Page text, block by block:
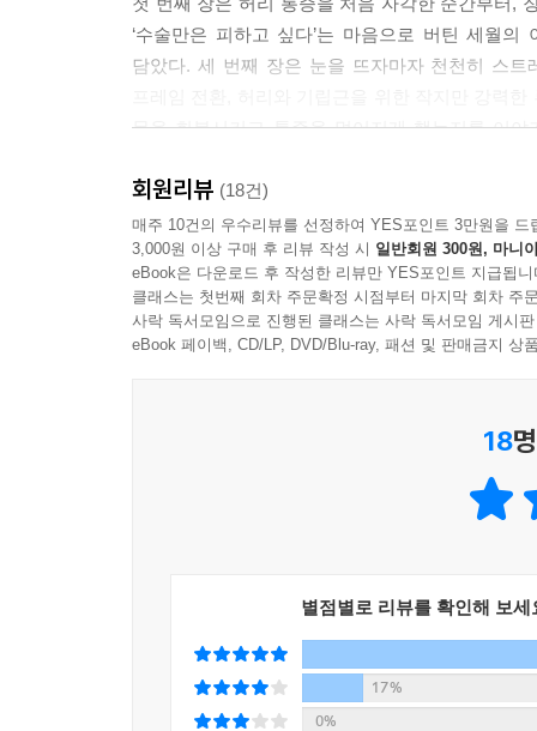
다. 사실 어릴 적부터 달리기는 자신 있던 종목이
몸으로 몇 년간 지냈으니 자신할 수 없었기에 더
슴이 벅차올랐다. 그게 뭐라고 참 오래 기억에 남는
어른이 되고 그리 열심히 달린 것이 처음이었을
아프지 않았다면 더 많이 안아주고 더 열심히 놀
기억해 주는 것이다. “아빠가 그때 이랬지”, “우리
‘수술만은 피하고 싶다’는 마음으로 버틴 세월
담았다. 세 번째 장은 눈을 뜨자마자 천천히 스
몸을 회복시키고 통증을 멀어지게 했는지를 이
허리 건강을 위해 서서 일하자
“결론부터 말하면, 서서 일하는 것은 허리 건강을
분들이 많은데, 나는 항상 오히려 좋다고 이야
앉아서 쉬기도 하고 식사 시간에는 앉아서 식사한
‘어떻게 하면 평소에 허리 건강을 관리할까?’에
서서 일하지 못하는 때도 있으실 것이다. 그러면
허리에 좋은 수면 자세는 따로 있다!
“허리에 가장 부담이 적은 자세는 누워 있는 자
회원리뷰 (18건)
매주 10건의 우수리뷰를 선정하여 YES포인트 3만원을 드
3,000원 이상 구매 후 리뷰 작성 시 일반회원 300원, 마니
eBook은 다운로드 후 작성한 리뷰만 YES포인트 지급됩니
클래스는 첫번째 회차 주문확정 시점부터 마지막 회차 주
사락 독서모임으로 진행된 클래스는 사락 독서모임 게시
eBook 페이백, CD/LP, DVD/Blu-ray, 패션 및 판매금지 상
18
별점별로 리뷰를 확인해 보세
17%
0%